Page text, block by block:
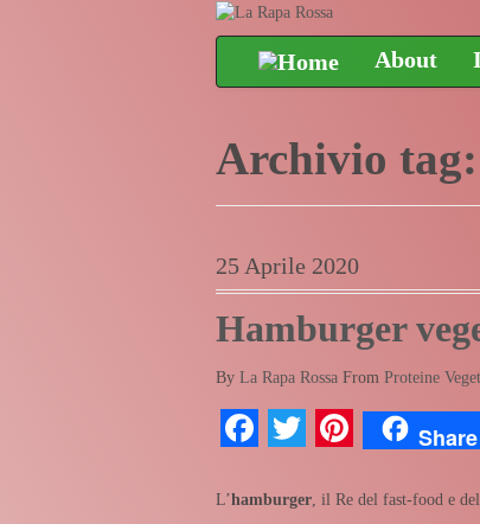
About
Archivio tag:
25 Aprile 2020
Hamburger
By La Rapa Rossa From Proteine
Facebook
TwitterPinterest
Share
L’hamburger , il Re del fast-food e